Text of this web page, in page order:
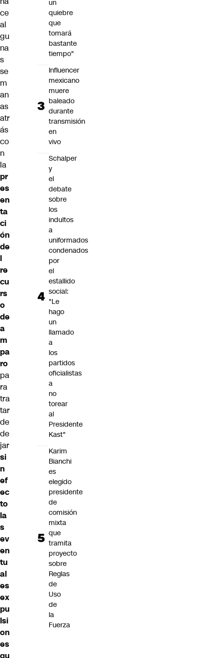
ce
al
gu
na
s
se
m
an
as
atr
ás
co
n
la
pr
es
en
ta
ci
ón
de
l
re
cu
rs
o
de
a
m
pa
ro
pa
ra
tra
tar
de
de
jar
si
n
ef
ec
to
la
s
ev
en
tu
al
es
ex
pu
lsi
on
es
qu
un
quiebre
que
tomará
bastante
tiempo"
Influencer
mexicano
muere
baleado
durante
transmisión
en
vivo
Schalper
y
el
debate
sobre
los
indultos
a
uniformados
condenados
por
el
estallido
social:
"Le
hago
un
llamado
a
los
partidos
oficialistas
a
no
torear
al
Presidente
Kast"
Karim
Bianchi
es
elegido
presidente
de
comisión
mixta
que
tramita
proyecto
sobre
Reglas
de
Uso
de
la
Fuerza